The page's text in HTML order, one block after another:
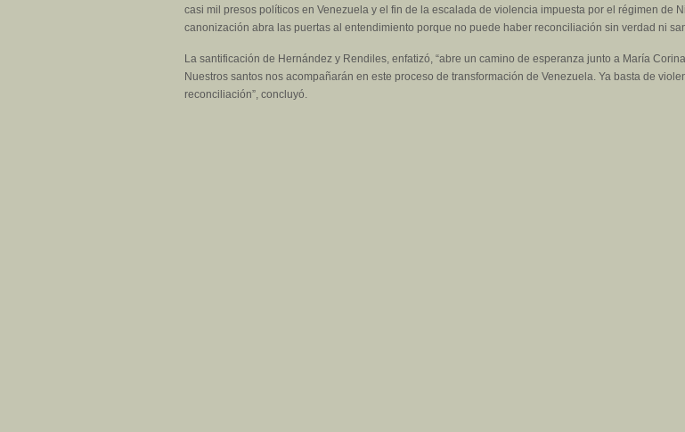
casi mil presos políticos en Venezuela y el fin de la escalada de violencia impuesta por el régimen de
canonización abra las puertas al entendimiento porque no puede haber reconciliación sin verdad ni
La santificación de Hernández y Rendiles, enfatizó, “abre un camino de esperanza junto a María
Nuestros santos nos acompañarán en este proceso de transformación de Venezuela. Ya basta de
reconciliación”, concluyó.